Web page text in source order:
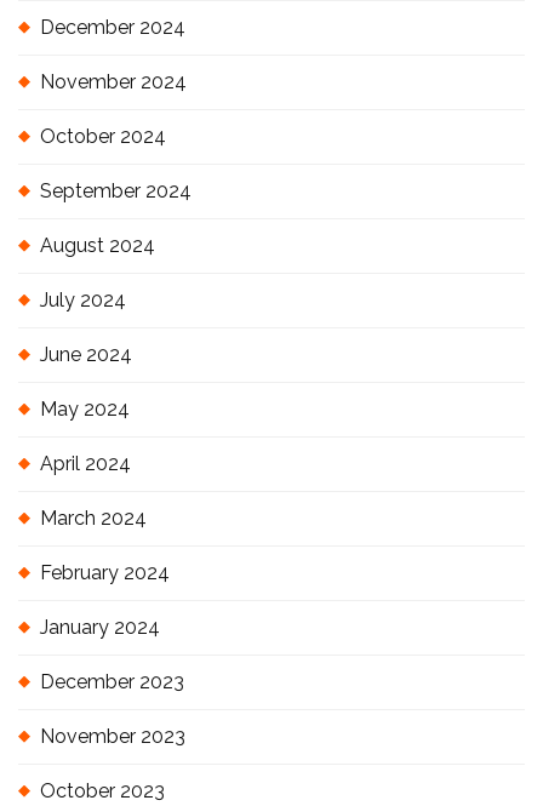
December 2024
November 2024
October 2024
September 2024
August 2024
July 2024
June 2024
May 2024
April 2024
March 2024
February 2024
January 2024
December 2023
November 2023
October 2023